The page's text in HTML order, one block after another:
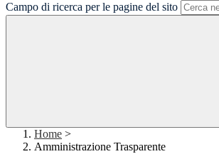
Campo di ricerca per le pagine del sito
Home >
Amministrazione Trasparente